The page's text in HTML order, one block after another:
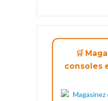
🛒
consoles